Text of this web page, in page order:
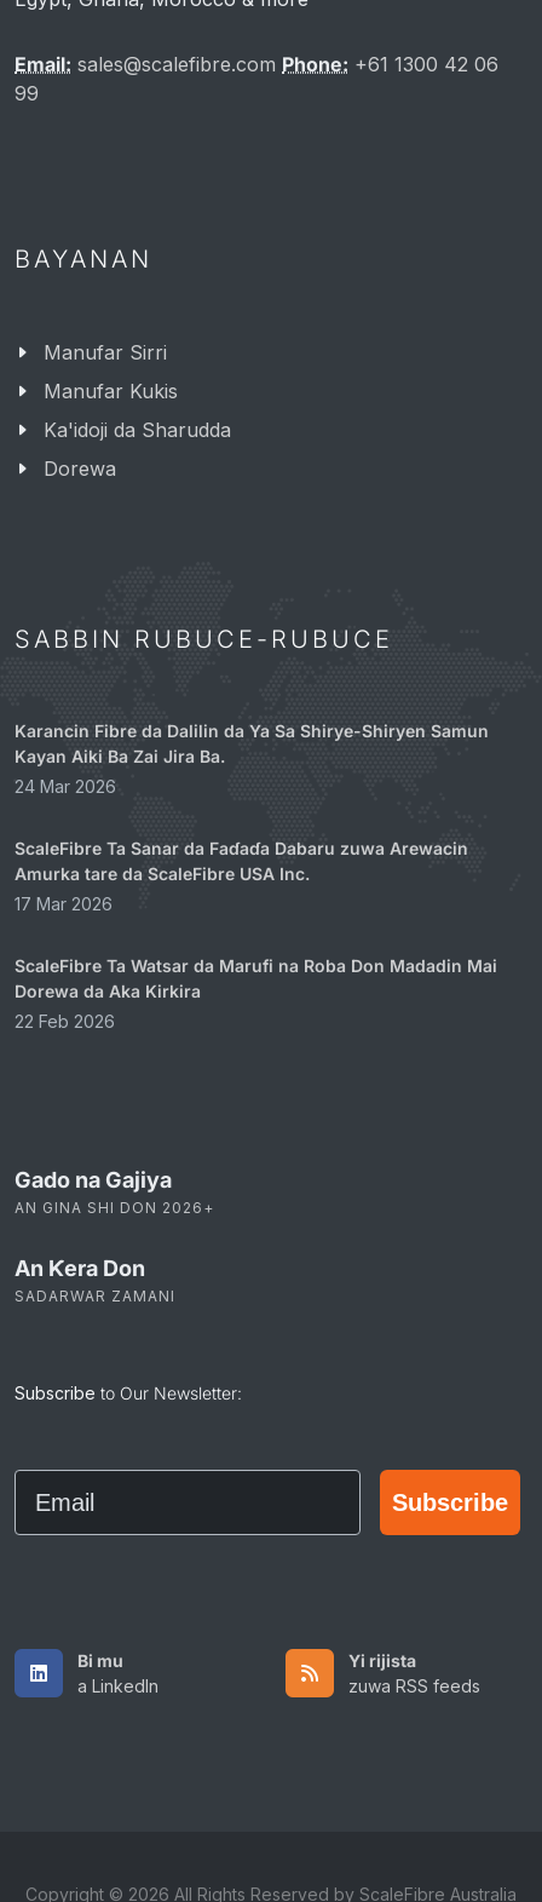
Email: sales@scalefibre.com Phone: +61 1300 42 06
99
BAYANAN
Manufar Sirri
Manufar Kukis
Ka'idoji da Sharudda
Dorewa
SABBIN RUBUCE-RUBUCE
Karancin Fibre da Dalilin da Ya Sa Shirye-Shiryen Samun
Kayan Aiki Ba Zai Jira Ba.
24 Mar 2026
ScaleFibre Ta Sanar da Faɗaɗa Dabaru zuwa Arewacin
Amurka tare da ScaleFibre USA Inc.
17 Mar 2026
ScaleFibre Ta Watsar da Marufi na Roba Don Madadin Mai
Dorewa da Aka Kirkira
22 Feb 2026
Gado na Gajiya
AN GINA SHI DON 2026+
An Ƙera Don
SADARWAR ZAMANI
Subscribe to Our Newsletter:
Email
Subscribe
Bi mu
a LinkedIn
Yi rijista
zuwa RSS feeds
Copyright © 2026 All Rights Reserved by ScaleFibre Australia